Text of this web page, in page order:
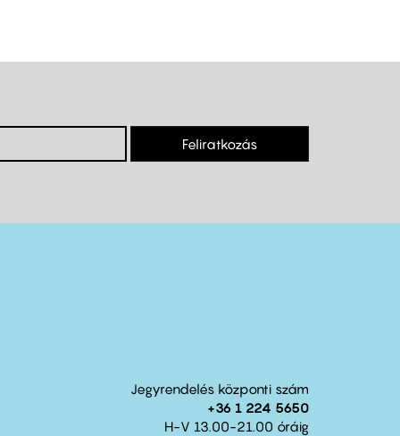
Feliratkozás
Jegyrendelés központi szám
+36 1 224 5650
H-V 13.00-21.00 óráig